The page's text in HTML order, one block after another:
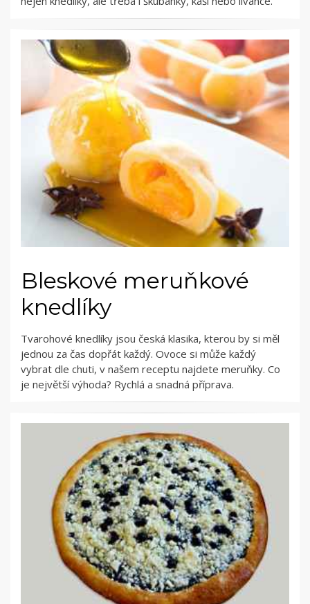
Bleskové meruňkové
knedlíky
Tvarohové knedlíky jsou česká klasika, kterou by si měl
jednou za čas dopřát každý. Ovoce si může každý
vybrat dle chuti, v našem receptu najdete meruňky. Co
je největší výhoda? Rychlá a snadná příprava.